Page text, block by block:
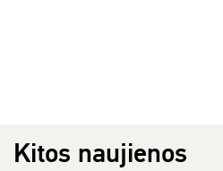
Kitos naujienos